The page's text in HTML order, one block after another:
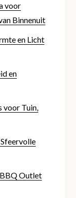
voor
Binnenuit
en Licht
en
voor Tuin,
Outlet